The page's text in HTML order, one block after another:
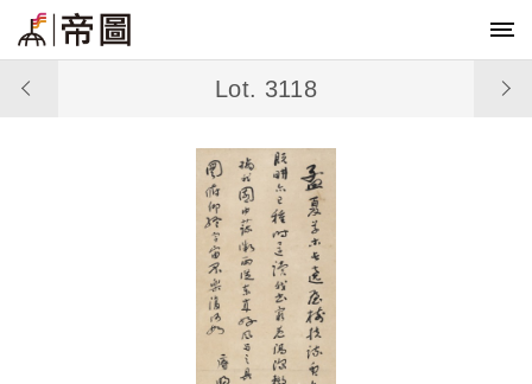
Lot. 3118